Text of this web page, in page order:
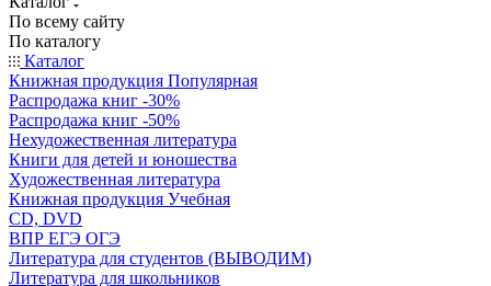
По всему сайту
По каталогу
Каталог
Книжная продукция Популярная
Распродажа книг -30%
Распродажа книг -50%
Нехудожественная литература
Книги для детей и юношества
Художественная литература
Книжная продукция Учебная
CD, DVD
ВПР ЕГЭ ОГЭ
Литература для студентов (ВЫВОДИМ)
Литература для школьников